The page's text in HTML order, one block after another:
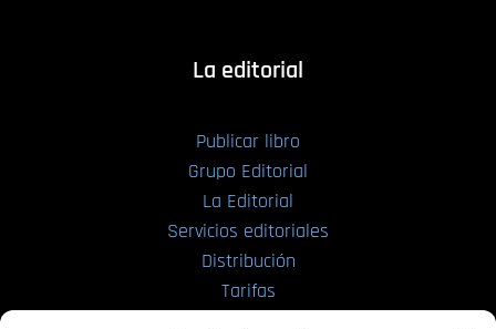
La editorial
Publicar libro
Grupo Editorial
La Editorial
Servicios editoriales
Distribución
Tarifas